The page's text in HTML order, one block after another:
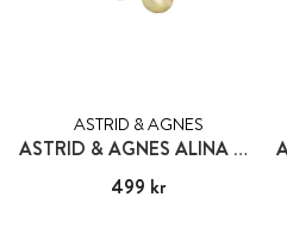
ASTRID & AGNES
ASTRID & AGNES ALINA WIDE
Pris:499 kr
499 kr